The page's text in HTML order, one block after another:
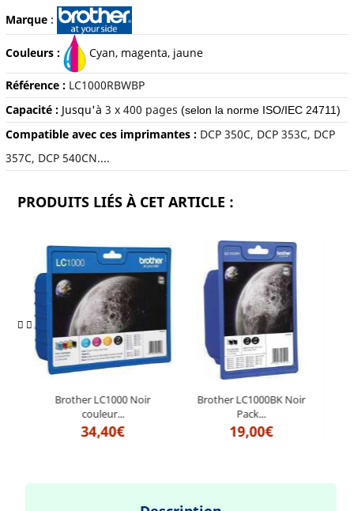
Marque:
Couleurs : Cyan, magenta, jaune
Référence : LC1000RBWBP
Capacité : Jusqu'à 3 x 400 pages (selon la norme ISO/IEC 24711)
Compatible avec ces imprimantes : DCP 350C, DCP 353C, DCP
357C, DCP 540CN....
PRODUITS LIÉS À CET ARTICLE :
Brother LC1000 Noir
couleur...
34,40€
Brother LC1000BK Noir
Pack...
19,00€